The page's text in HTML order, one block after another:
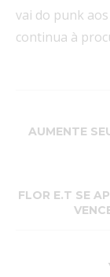
vai do punk
continua à
AUMENTE
FLOR E.T SE